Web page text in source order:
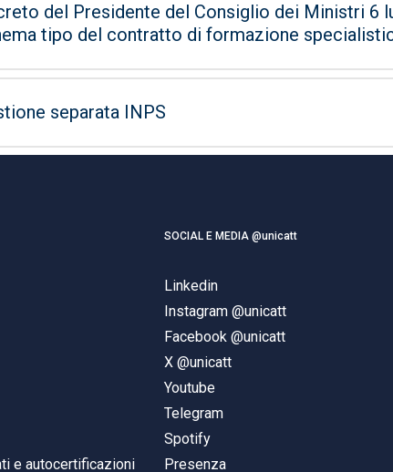
del Presidente del Consiglio dei Ministri 6
tipo del contratto di formazione
separata INPS
e autocertificazioni
SOCIAL E MEDIA @unicatt
Linkedin
Instagram @unicatt
Facebook @unicatt
X @unicatt
Youtube
Telegram
Spotify
Presenza